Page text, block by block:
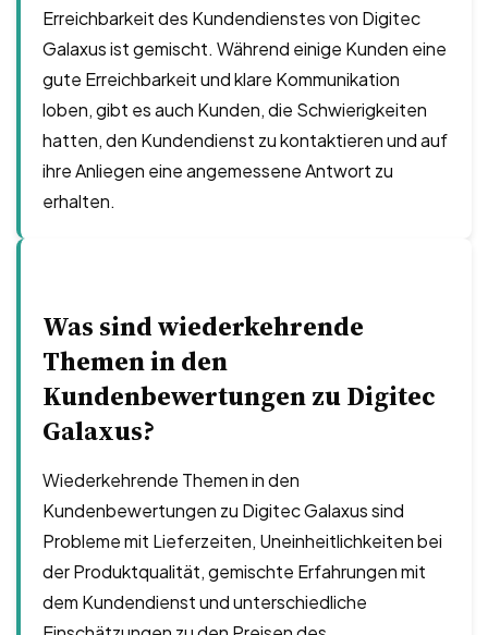
Erreichbarkeit des Kundendienstes von Digitec
Galaxus ist gemischt. Während einige Kunden eine
gute Erreichbarkeit und klare Kommunikation
loben, gibt es auch Kunden, die Schwierigkeiten
hatten, den Kundendienst zu kontaktieren und auf
ihre Anliegen eine angemessene Antwort zu
erhalten.
Was sind wiederkehrende
Themen in den
Kundenbewertungen zu Digitec
Galaxus?
Wiederkehrende Themen in den
Kundenbewertungen zu Digitec Galaxus sind
Probleme mit Lieferzeiten, Uneinheitlichkeiten bei
der Produktqualität, gemischte Erfahrungen mit
dem Kundendienst und unterschiedliche